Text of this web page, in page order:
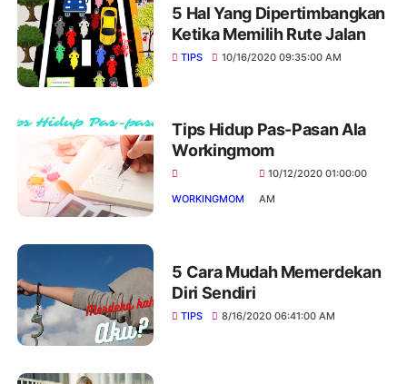
5 Hal Yang Dipertimbangkan
Ketika Memilih Rute Jalan
TIPS 10/16/2020 09:35:00 AM
Tips Hidup Pas-Pasan Ala
Workingmom
WORKINGMOM
10/12/2020 01:00:00
AM
5 Cara Mudah Memerdekan
Diri Sendiri
TIPS 8/16/2020 06:41:00 AM